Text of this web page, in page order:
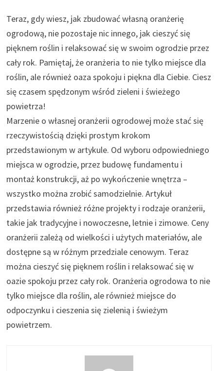
Teraz, gdy wiesz, jak zbudować własną oranżerię
ogrodową, nie pozostaje nic innego, jak cieszyć się
pięknem roślin i relaksować się w swoim ogrodzie przez
cały rok. Pamiętaj, że oranżeria to nie tylko miejsce dla
roślin, ale również oaza spokoju i piękna dla Ciebie. Ciesz
się czasem spędzonym wśród zieleni i świeżego
powietrza!
Marzenie o własnej oranżerii ogrodowej może stać się
rzeczywistością dzięki prostym krokom
przedstawionym w artykule. Od wyboru odpowiedniego
miejsca w ogrodzie, przez budowę fundamentu i
montaż konstrukcji, aż po wykończenie wnętrza –
wszystko można zrobić samodzielnie. Artykuł
przedstawia również różne projekty i rodzaje oranżerii,
takie jak tradycyjne i nowoczesne, letnie i zimowe. Ceny
oranżerii zależą od wielkości i użytych materiałów, ale
dostępne są w różnym przedziale cenowym. Teraz
można cieszyć się pięknem roślin i relaksować się w
oazie spokoju przez cały rok. Oranżeria ogrodowa to nie
tylko miejsce dla roślin, ale również miejsce do
odpoczynku i cieszenia się zielenią i świeżym
powietrzem.